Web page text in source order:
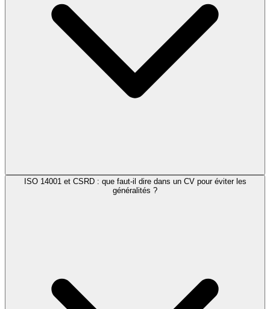
ISO 14001 et CSRD : que faut-il dire dans un CV pour éviter les
généralités ?